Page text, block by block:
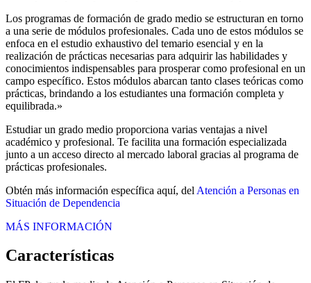
Los programas de formación de grado medio se estructuran en torno
a una serie de módulos profesionales. Cada uno de estos módulos se
enfoca en el estudio exhaustivo del temario esencial y en la
realización de prácticas necesarias para adquirir las habilidades y
conocimientos indispensables para prosperar como profesional en un
campo específico. Estos módulos abarcan tanto clases teóricas como
prácticas, brindando a los estudiantes una formación completa y
equilibrada.»
Estudiar un grado medio proporciona varias ventajas a nivel
académico y profesional. Te facilita una formación especializada
junto a un acceso directo al mercado laboral gracias al programa de
prácticas profesionales.
Obtén más información específica aquí, del Atención a Personas en
Situación de Dependencia
MÁS INFORMACIÓN
Características